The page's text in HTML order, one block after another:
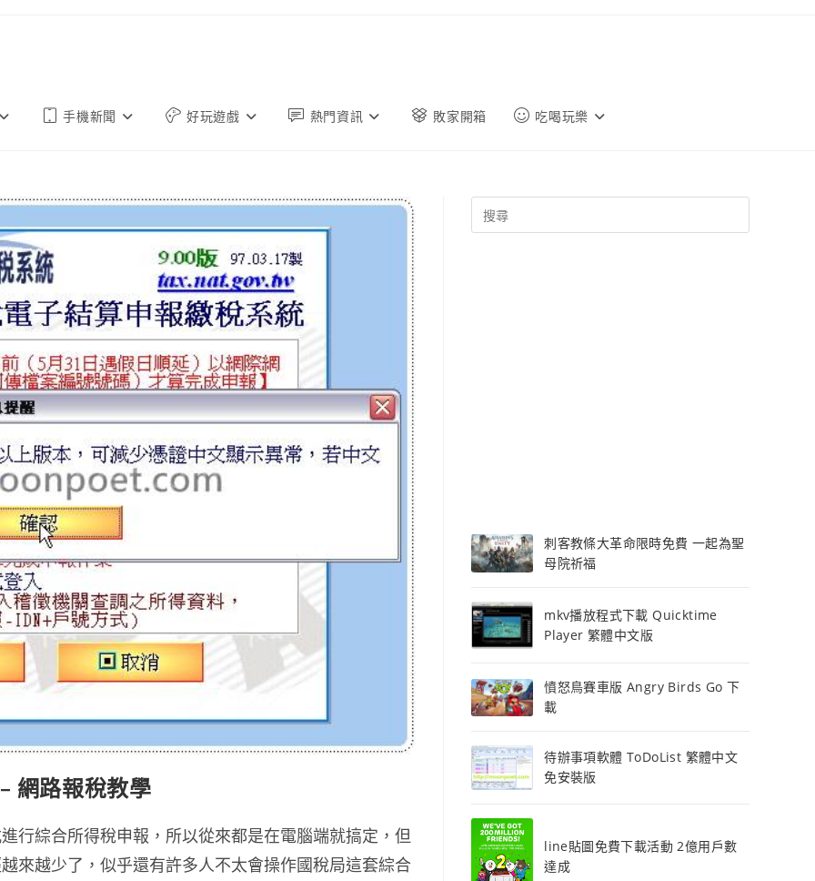
手機新聞 好玩遊戲 熱門資訊 敗家開箱 吃喝玩樂
網路報稅教學
行綜合所得稅申報，所以從來都是在電腦端就搞定，但
來越少了，似乎還有許多人不太會操作國稅局這套綜合
刺客教條大革命限時免費 一起為聖
母院祈福
mkv播放程式下載 Quicktime
Player 繁體中文版
憤怒鳥賽車版 Angry Birds Go 下
載
待辦事項軟體 ToDoList 繁體中文
免安裝版
line貼圖免費下載活動 2億用戶數
達成